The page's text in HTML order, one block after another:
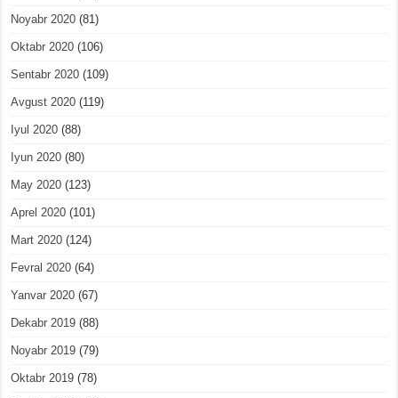
Noyabr 2020 (81)
Oktabr 2020 (106)
Sentabr 2020 (109)
Avgust 2020 (119)
Iyul 2020 (88)
Iyun 2020 (80)
May 2020 (123)
Aprel 2020 (101)
Mart 2020 (124)
Fevral 2020 (64)
Yanvar 2020 (67)
Dekabr 2019 (88)
Noyabr 2019 (79)
Oktabr 2019 (78)